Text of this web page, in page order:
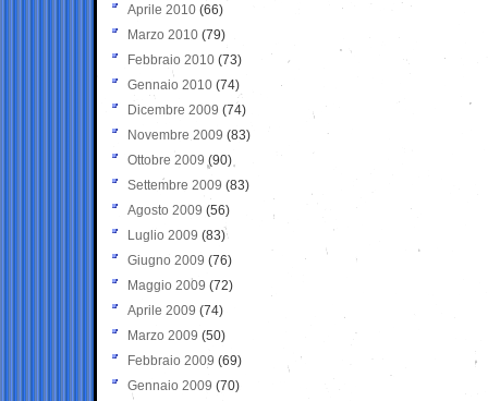
Aprile 2010 (66)
Marzo 2010 (79)
Febbraio 2010 (73)
Gennaio 2010 (74)
Dicembre 2009 (74)
Novembre 2009 (83)
Ottobre 2009 (90)
Settembre 2009 (83)
Agosto 2009 (56)
Luglio 2009 (83)
Giugno 2009 (76)
Maggio 2009 (72)
Aprile 2009 (74)
Marzo 2009 (50)
Febbraio 2009 (69)
Gennaio 2009 (70)